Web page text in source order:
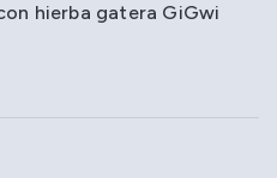
hierba gatera GiGwi